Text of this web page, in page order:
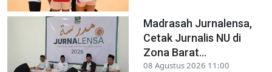
Madrasah Jurnalensa,
Cetak Jurnalis NU di
Zona Barat...
08 Agustus 2026 11:00